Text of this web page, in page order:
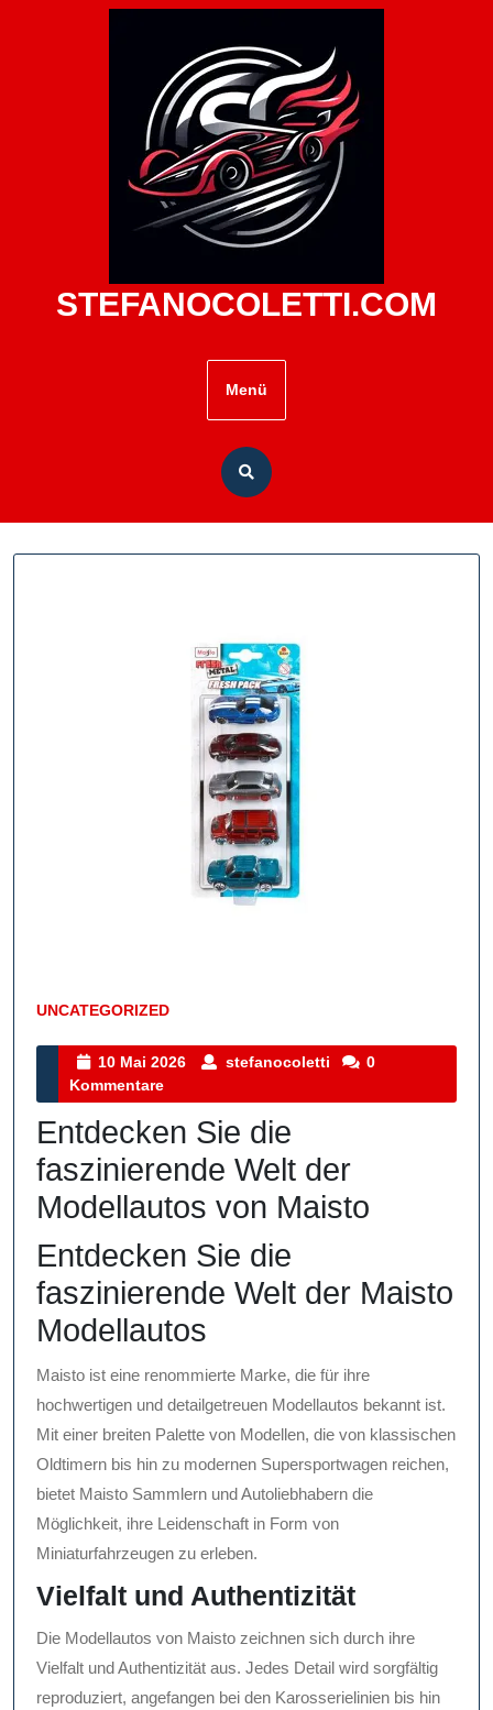
STEFANOCOLETTI.COM
Menü
UNCATEGORIZED
Kategorie
10 Mai 2026
10
2026
stefanocoletti stefanocoletti
0
Kommentare
Entdecken Sie die
faszinierende Welt der
Modellautos von Maisto
Entdecken Sie die
faszinierende Welt der Maisto
Modellautos
Maisto ist eine renommierte Marke, die für ihre
hochwertigen und detailgetreuen Modellautos bekannt ist.
Mit einer breiten Palette von Modellen, die von klassischen
Oldtimern bis hin zu modernen Supersportwagen reichen,
bietet Maisto Sammlern und Autoliebhabern die
Möglichkeit, ihre Leidenschaft in Form von
Miniaturfahrzeugen zu erleben.
Vielfalt und Authentizität
Die Modellautos von Maisto zeichnen sich durch ihre
Vielfalt und Authentizität aus. Jedes Detail wird sorgfältig
reproduziert, angefangen bei den Karosserielinien bis hin